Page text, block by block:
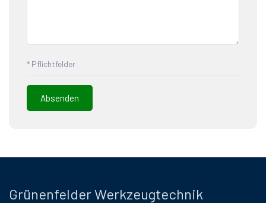
* Pflichtfelder
Grünenfelder Werkzeugtechnik